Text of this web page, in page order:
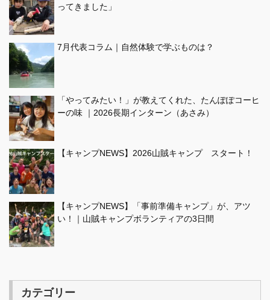
ってきました」
7月代表コラム｜自然体験で学ぶものは？
「やってみたい！」が教えてくれた、たんぽぽコーヒ
ーの味 ｜2026長期インターン（あさみ）
【キャンプNEWS】2026山賊キャンプ スタート！
【キャンプNEWS】「事前準備キャンプ」が、アツ
い！｜山賊キャンプボランティアの3日間
カテゴリー